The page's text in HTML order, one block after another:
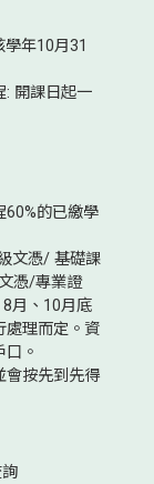
年10月31
: 開課日起一
60%的已繳學
文憑/ 基礎課
憑/專業證
月、10月底
處理而定。資
。
會按先到先得